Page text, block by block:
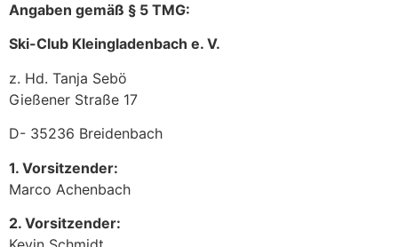
Angaben gemäß § 5 TMG:
Ski-Club Kleingladenbach e. V.
z. Hd. Tanja Sebö
Gießener Straße 17
D- 35236 Breidenbach
1. Vorsitzender:
Marco Achenbach
2. Vorsitzender: